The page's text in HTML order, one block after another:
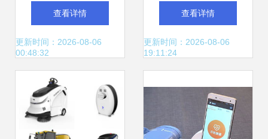
wokesmart智能冰
箱宝全体验!
查看详情
更新时间：2026-08-06
00:48:32
通助力智能家居家
庭安防与设备配件
查看详情
更新时间：2026-08-06
19:11:24